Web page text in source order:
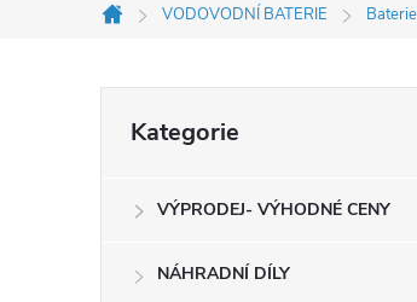
Domů
VODOVODNÍ BATERIE
kategorie
Kategorie
VÝPRODEJ- VÝHODNÉ CENY
NÁHRADNÍ DÍLY